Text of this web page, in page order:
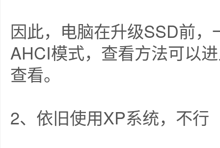
因此，电脑在升级SSD前
AHCI模式，查看方法可以
查看。
2、依旧使用XP系统，不行